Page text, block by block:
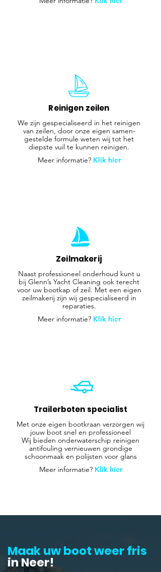
Reinigen zeilen
We zijn gespecialiseerd in het reinigen
van zeilen, door onze eigen samen-
gestelde formule weten wij tot het
diepste vuil te kunnen reinigen.
Meer informatie? Klik hier
Zeilmakerij
Naast professioneel onderhoud kunt u
bij Glenn’s Yacht Cleaning ook terecht
voor uw bootkap of zeil. Met een eigen
zeilmakerij zijn wij gespecialiseerd in
reparaties.
Meer informatie? Klik hier
Trailerboten specialist
Met onze eigen bootkraan verzorgen wij
jouw boot snel en professioneel
Wij bieden onderwaterschip reinigen
antifouling vernieuwen grondige
schoonmaak en polijsten voor glans
Meer informatie? Klik hier
Maak uw boot weer fris
in Neer!